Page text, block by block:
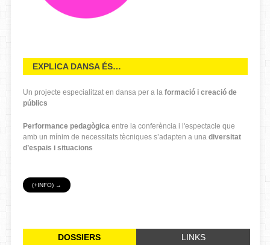
EXPLICA DANSA ÉS…
Un projecte especialitzat en dansa per a la formació i creació de
públics
Performance pedagògica entre la conferència i l'espectacle que
amb un mínim de necessitats tècniques s’adapten a una diversitat
d’espais i situacions
(+INFO) →
DOSSIERS LINKS